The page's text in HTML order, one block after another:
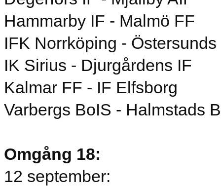
Hammarby IF - Malmö FF
IFK Norrköping - Östersunds
IK Sirius - Djurgårdens IF
Kalmar FF - IF Elfsborg
Varbergs BoIS - Halmstads
Omgång 18:
12 september: